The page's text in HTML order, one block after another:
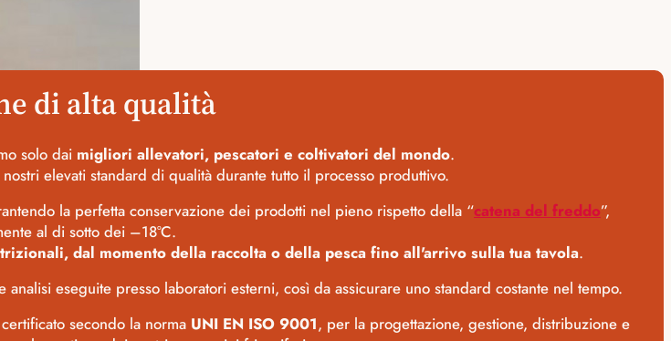
di alta qualità
solo dai migliori allevatori, pescatori e coltivatori del mondo.
elevati standard di qualità durante tutto il processo produttivo.
la perfetta conservazione dei prodotti nel pieno rispetto della “catena del freddo”,
al di sotto dei –18°C.
dal momento della raccolta o della pesca fino all'arrivo sulla tua tavola.
eseguite presso laboratori esterni, così da assicurare uno standard costante nel tempo.
secondo la norma UNI EN ISO 9001, per la progettazione, gestione, distribuzione e